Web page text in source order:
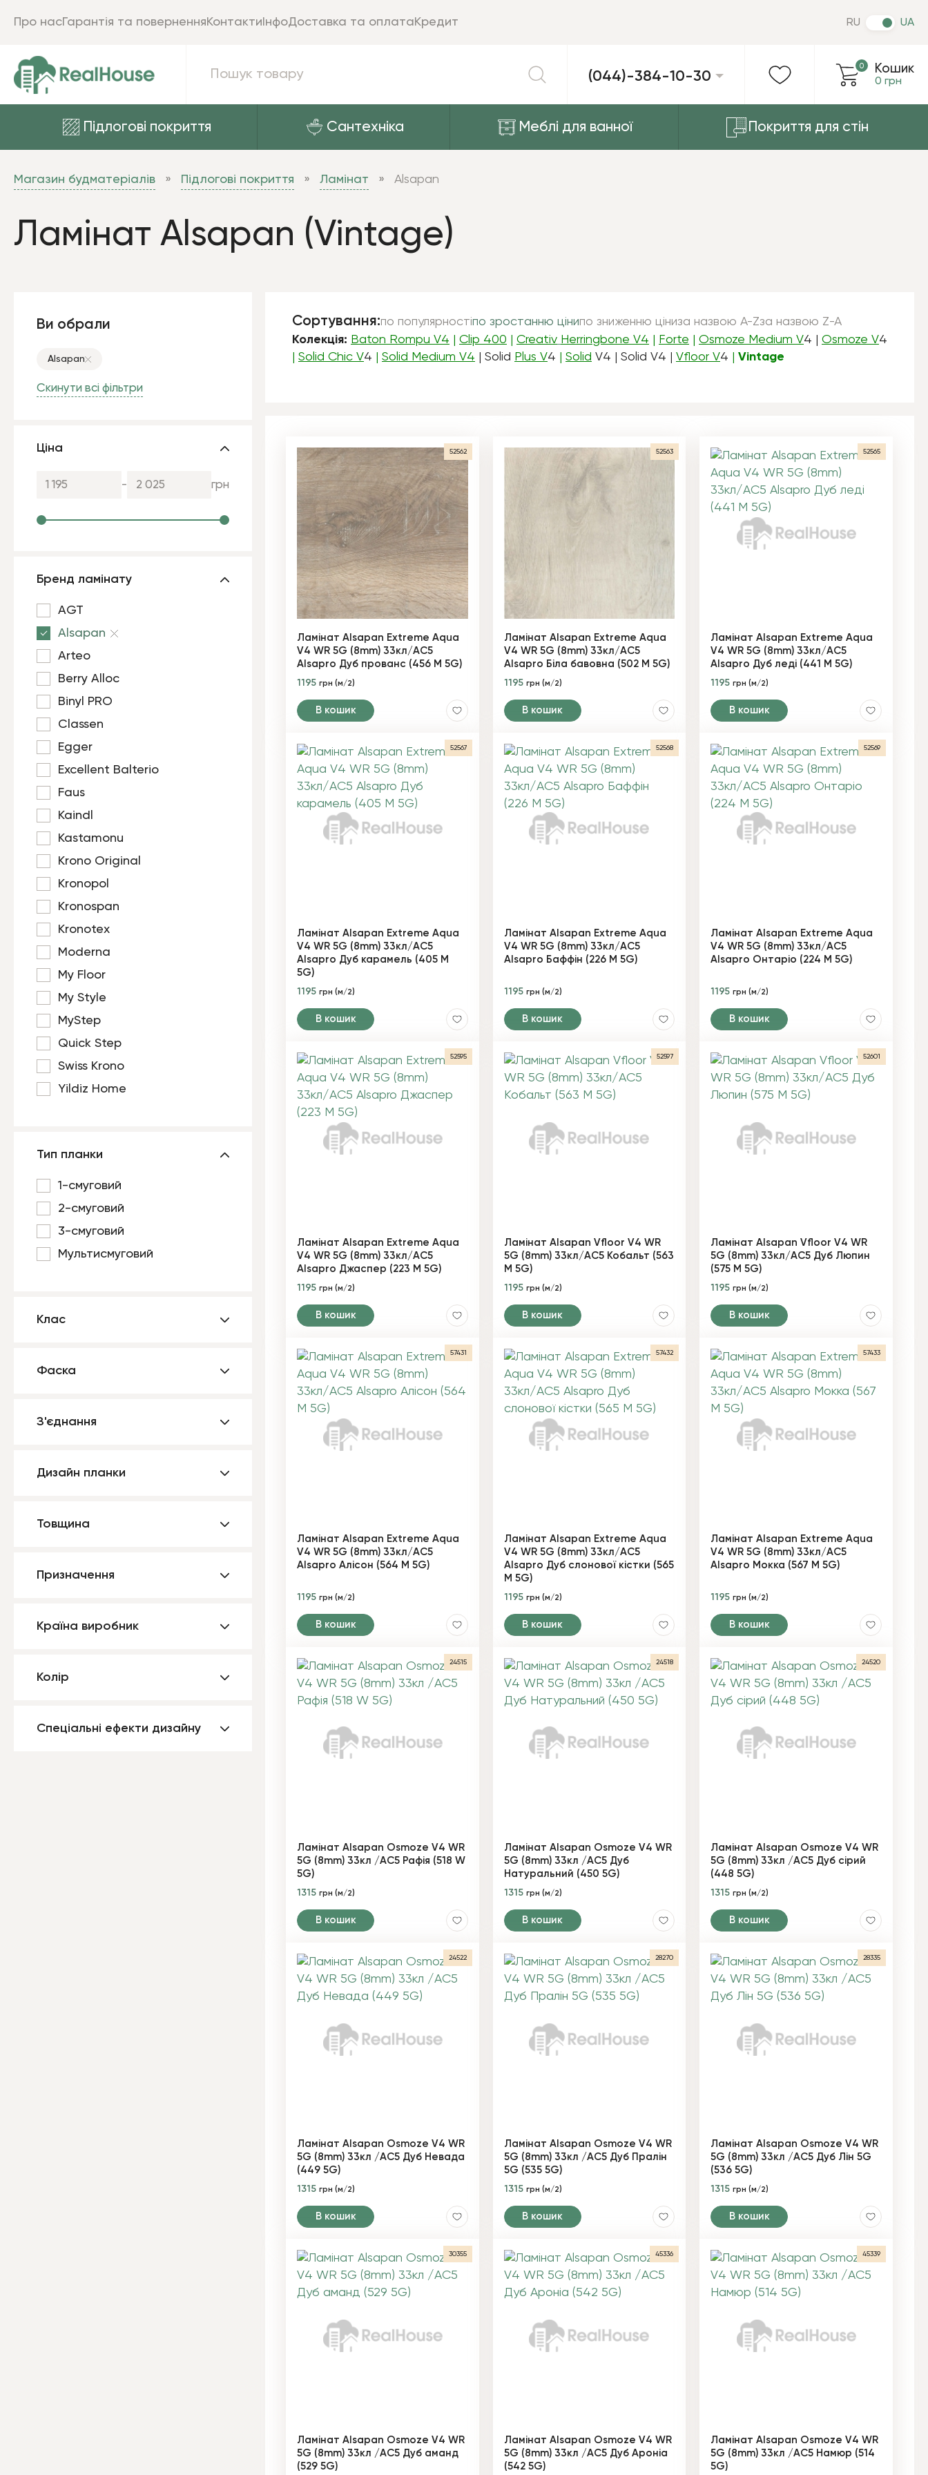
(044)-384-10-30
Кошик
0 грн
0
RU UA
Підлогові покриття Сантехніка Меблі для ванної Покриття для стін
Про насГарантія та поверненняКонтакти ІнфоДоставка та оплатаКредит
Магазин будматеріалів Підлогові покриття Ламінат Alsapan
Ламінат Alsapan (Vintage)
Ви обрали
Alsapan
Скинути всі фільтри
Ціна
- грн
Бренд ламінату
AGT
Alsapan
Arteo
Berry Alloc
Binyl PRO
Classen
Egger
Excellent Balterio
Faus
Kaindl
Kastamonu
Krono Original
Kronopol
Kronospan
Kronotex
Moderna
My Floor
My Style
MyStep
Quick Step
Swiss Krono
Yildiz Home
Тип планки
1-смуговий
2-смуговий
3-смуговий
Мультисмуговий
Клас
Фаска
З'єднання
Дизайн планки
Товщина
Призначення
Країна виробник
Колір
Спеціальні ефекти дизайну
Сортування:по популярностіпо зростанню цінипо зниженню ціниза назвою A-Zза назвою Z-A
Колекція: Baton Rompu V4 Clip 400 Creativ Herringbone V4 Forte Osmoze Medium V4 | Osmoze V4
Solid Chic V4 Solid Medium V4 | Solid Plus V4 Solid V4 | Solid V4 | Vfloor V4 Vintage
52562
Ламінат Alsapan Extreme Aqua
V4 WR 5G (8mm) 33кл/AC5
Alsapro Дуб прованс (456 М 5G)
1195 грн (м/2)
В кошик
52563
Ламінат Alsapan Extreme Aqua
V4 WR 5G (8mm) 33кл/AC5
Alsapro Біла бавовна (502 М 5G)
1195 грн (м/2)
В кошик
52565
Ламінат Alsapan Extreme Aqua
V4 WR 5G (8mm) 33кл/AC5
Alsapro Дуб леді (441 М 5G)
1195грн (м/2)
В кошик
52567
Ламінат Alsapan Extreme Aqua
V4 WR 5G (8mm) 33кл/AC5
Alsapro Дуб карамель (405 M
5G)
1195 грн (м/2)
В кошик
52568
Ламінат Alsapan Extreme Aqua
V4 WR 5G (8mm) 33кл/AC5
Alsapro Баффін (226 М 5G)
1195 грн (м/2)
В кошик
52569
Ламінат Alsapan Extreme Aqua
V4 WR 5G (8mm) 33кл/AC5
Alsapro Онтаріо (224 М 5G)
1195грн (м/2)
В кошик
52595
Ламінат Alsapan Extreme Aqua
V4 WR 5G (8mm) 33кл/AC5
Alsapro Джаспер (223 M 5G)
1195 грн (м/2)
В кошик
52597
Ламінат Alsapan Vfloor V4 WR
5G (8mm) 33кл/AC5 Кобальт (563
М 5G)
1195 грн (м/2)
В кошик
52601
Ламінат Alsapan Vfloor V4 WR
5G (8mm) 33кл/AC5 Дуб Люпин
(575 М 5G)
1195грн (м/2)
В кошик
57431
Ламінат Alsapan Extreme Aqua
V4 WR 5G (8mm) 33кл/AC5
Alsapro Алісон (564 М 5G)
1195 грн (м/2)
В кошик
57432
Ламінат Alsapan Extreme Aqua
V4 WR 5G (8mm) 33кл/AC5
Alsapro Дуб слонової кістки (565
М 5G)
1195 грн (м/2)
В кошик
57433
Ламінат Alsapan Extreme Aqua
V4 WR 5G (8mm) 33кл/AC5
Alsapro Мокка (567 М 5G)
1195грн (м/2)
В кошик
24515
Ламінат Alsapan Osmoze V4 WR
5G (8mm) 33кл /AC5 Рафія (518 W
5G)
1315 грн (м/2)
В кошик
24518
Ламінат Alsapan Osmoze V4 WR
5G (8mm) 33кл /AC5 Дуб
Натуральний (450 5G)
1315 грн (м/2)
В кошик
24520
Ламінат Alsapan Osmoze V4 WR
5G (8mm) 33кл /AC5 Дуб сірий
(448 5G)
1315грн (м/2)
В кошик
24522
Ламінат Alsapan Osmoze V4 WR
5G (8mm) 33кл /AC5 Дуб Невада
(449 5G)
1315 грн (м/2)
В кошик
28270
Ламінат Alsapan Osmoze V4 WR
5G (8mm) 33кл /AC5 Дуб Пралін
5G (535 5G)
1315 грн (м/2)
В кошик
28335
Ламінат Alsapan Osmoze V4 WR
5G (8mm) 33кл /AC5 Дуб Лін 5G
(536 5G)
1315грн (м/2)
В кошик
30355
Ламінат Alsapan Osmoze V4 WR
5G (8mm) 33кл /AC5 Дуб аманд
(529 5G)
45336
Ламінат Alsapan Osmoze V4 WR
5G (8mm) 33кл /AC5 Дуб Ароніа
(542 5G)
45339
Ламінат Alsapan Osmoze V4 WR
5G (8mm) 33кл /AC5 Намюр (514
5G)